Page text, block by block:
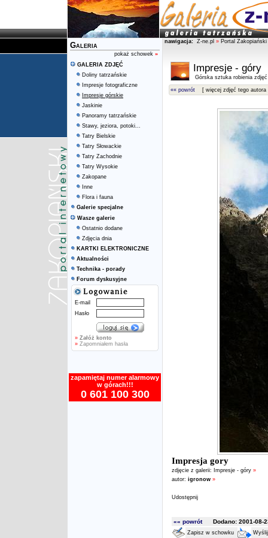
Galeria
pokaż schowek »
GALERIA ZDJĘĆ
Doliny tatrzańskie
Impresje fotograficzne
Impresje górskie
Jaskinie
Panoramy tatrzańskie
Stawy, jeziora, potoki...
Tatry Bielskie
Tatry Słowackie
Tatry Zachodnie
Tatry Wysokie
Zakopane
Inne
Flora i fauna
Galerie specjalne
Wasze galerie
Ostatnio dodane
Zdjęcia dnia
KARTKI ELEKTRONICZNE
Aktualności
Technika - porady
Forum dyskusyjne
E-mail
Hasło
» Załóż konto
» Zapomniałem hasła
zapamiętaj numer alarmowy
w górach!!!
0 601 100 300
nawigacja: Z-ne.pl » Portal Zakopiański
Impresje - góry
Górska sztuka robienia zdjęć
«« powrót [ więcej zdjęć tego autora
Impresja gory
zdjęcie z galerii: Impresje - góry »
autor: igronow »
Udostępnij
«« powrótDodano: 2001-08-
Zapisz w schowku